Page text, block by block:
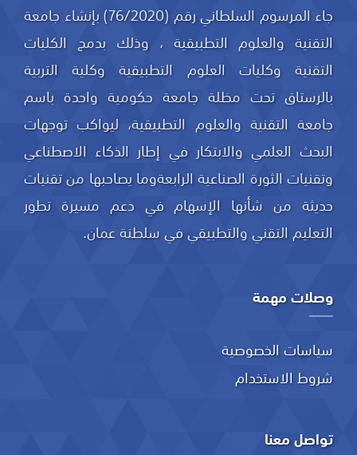
جاء المرسوم السلطاني رقم (76/2020) بإنشاء جامعة
التقنية والعلوم التطبيقية ، وذلك بدمج الكليات
التقنية وكليات العلوم التطبيقية وكلية التربية
بالرستاق تحت مظلة جامعة حكومية واحدة باسم
جامعة التقنية والعلوم التطبيقية، ليواكب توجهات
البحث العلمي والابتكار في إطار الذكاء الاصطناعي
وتقنيات الثورة الصناعية الرابعةوما يصاحبها من تقنيات
حديثة من شأنها الإسهام في دعم مسيرة تطور
التعليم التقني والتطبيقي في سلطنة عمان.
وصلات مهمة
سياسات الخصوصية
شروط الاستخدام
تواصل معنا